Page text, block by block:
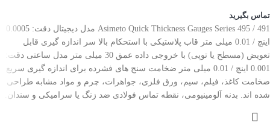
تماس بگیرید
Asimeto Quick Thickness Gauges Series 495 / 491 مدل دیجیتال دقت: 0.0005
اینچ / 0.01 میلی متر قاب پلاستیکی با استحکام بالا سر اندازه گیری قابل
تعویض (مسطح یا توپی) با خروجی داده عمق 30 میلی متر مدل ساعتی دقت:
0.001 اینچ / 0.01 میلی متر ضخامت سنج های فشرده برای اندازه گیری سریع
ضخامت کاغذ، فیلم، سیم، ورق فلزی، جواهرات، چرم و مواد مشابه طراحی
شده اند. بدنه آلومینیومی، نقطه تماس فولادی ضد زنگ یا سرامیکی و سندان.